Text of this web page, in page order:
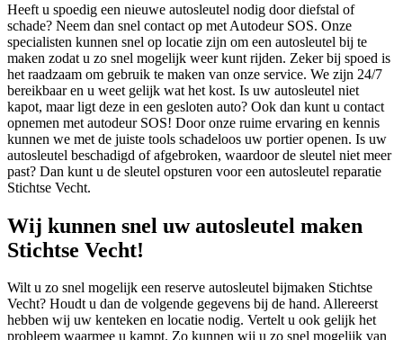
Heeft u spoedig een nieuwe autosleutel nodig door diefstal of
schade? Neem dan snel contact op met Autodeur SOS. Onze
specialisten kunnen snel op locatie zijn om een autosleutel bij te
maken zodat u zo snel mogelijk weer kunt rijden. Zeker bij spoed is
het raadzaam om gebruik te maken van onze service. We zijn 24/7
bereikbaar en u weet gelijk wat het kost. Is uw autosleutel niet
kapot, maar ligt deze in een gesloten auto? Ook dan kunt u contact
opnemen met autodeur SOS! Door onze ruime ervaring en kennis
kunnen we met de juiste tools schadeloos uw portier openen. Is uw
autosleutel beschadigd of afgebroken, waardoor de sleutel niet meer
past? Dan kunt u de sleutel opsturen voor een autosleutel reparatie
Stichtse Vecht.
Wij kunnen snel uw autosleutel maken
Stichtse Vecht!
Wilt u zo snel mogelijk een reserve autosleutel bijmaken Stichtse
Vecht? Houdt u dan de volgende gegevens bij de hand. Allereerst
hebben wij uw kenteken en locatie nodig. Vertelt u ook gelijk het
probleem waarmee u kampt. Zo kunnen wij u zo snel mogelijk van